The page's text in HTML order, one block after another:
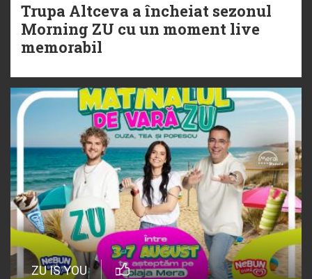
20 Iulie
Torpedoul lui Morar: Theo Rose -
Trupa Altceva a încheiat sezonul
Morning ZU cu un moment live
memorabil
ZU IS YOU